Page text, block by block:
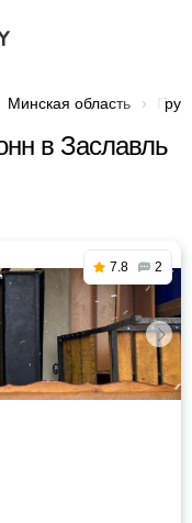
Минская область
в Заславль
7.8 2